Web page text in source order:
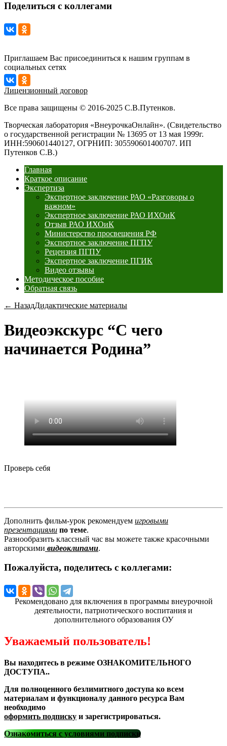
Поделиться с коллегами
Приглашаем Вас присоединиться к нашим группам в
социальных сетях
Лицензионный договор
Все права защищены © 2016-2025 С.В.Путенков.
Творческая лаборатория «ВнеурочкаОнлайн». (Свидетельство
о государственной регистрации № 13695 от 13 мая 1999г.
ИНН:590601440127, ОГРНИП: 305590601400707. ИП
Путенков С.В.)
Главная
Краткое описание
Экспертиза
Экспертное заключение РАО «Разговоры о
важном»
Экспертное заключение РАО ИХОиК
Отзыв РАО ИХОиК
Министерство просвещения РФ
Экспертное заключение ПГПУ
Рецензия ПГПУ
Экспертное заключение ПГИК
Видео отзывы
Методическое пособие
Обратная связь
← НазадДидактические материалы
Видеоэкскурс “С чего
начинается Родина”
Проверь себя
Дополнить фильм-урок рекомендуем игровыми
презентациями по теме.
Разнообразить классный час вы можете также красочными
авторскими видеоклипами.
Пожалуйста, поделитесь с коллегами:
Рекомендовано для включения в программы внеурочной
деятельности, патриотического воспитания и
дополнительного образования ОУ
Уважаемый пользователь!
Вы находитесь в режиме ОЗНАКОМИТЕЛЬНОГО
ДОСТУПА..
Для полноценного безлимитного доступа ко всем
материалам и функционалу данного ресурса Вам
необходимо
оформить подписку и зарегистрироваться.
Ознакомиться с условиями подписки